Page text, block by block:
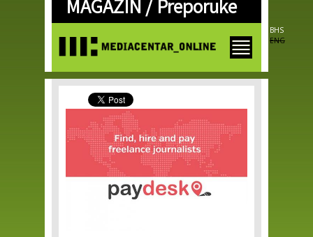
Skip to
main
MAGAZIN /Preporuke
BHS
ENG